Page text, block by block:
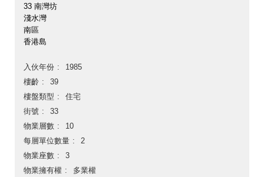
33 南灣坊
淺水灣
南區
香港島
入伙年份
1985
樓齡
39
樓盤類型
住宅
街號
33
物業層數
10
每層單位數量
2
物業座數
3
物業擁有權
多業權